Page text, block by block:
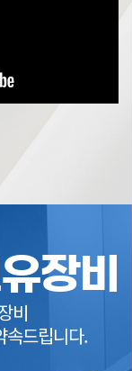
장비
비
속드립니다.